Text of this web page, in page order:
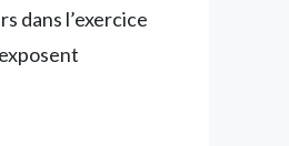
dans l’exercice